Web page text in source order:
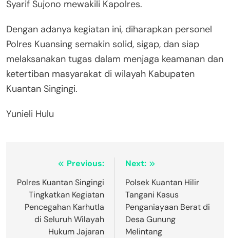
Syarif Sujono mewakili Kapolres.
Dengan adanya kegiatan ini, diharapkan personel
Polres Kuansing semakin solid, sigap, dan siap
melaksanakan tugas dalam menjaga keamanan dan
ketertiban masyarakat di wilayah Kabupaten
Kuantan Singingi.
Yunieli Hulu
Navigasi
pos
Previous:
Polres Kuantan Singingi
Tingkatkan Kegiatan
Pencegahan Karhutla
di Seluruh Wilayah
Hukum Jajaran
Next:
Polsek Kuantan Hilir
Tangani Kasus
Penganiayaan Berat di
Desa Gunung
Melintang